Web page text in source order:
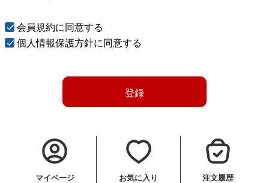
会員規約に同意する
個人情報保護方針に同意する
登録
マイページ お気に入り 注文履歴